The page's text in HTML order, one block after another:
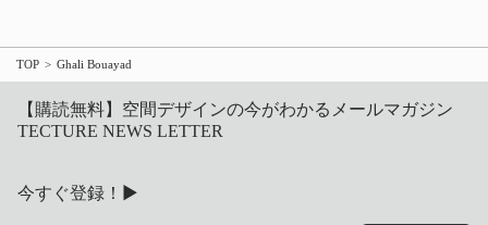
TOP Ghali Bouayad
【購読無料】空間デザインの今がわかるメールマガジン
TECTURE NEWS LETTER
今すぐ登録！▶